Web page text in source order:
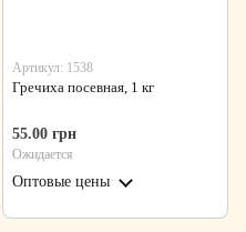
Артикул: 1538
Гречиха посевная, 1 кг
55.00 грн
Ожидается
Оптовые цены